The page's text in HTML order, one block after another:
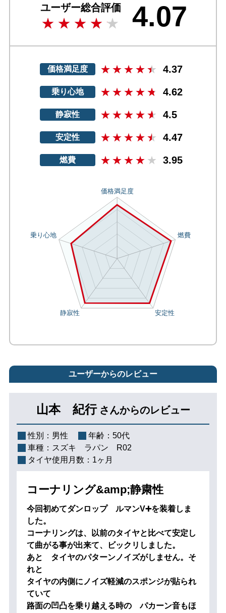
ユーザー総合評価 4.07
価格満足度 4.37
乗り心地 4.62
静寂性 4.5
安定性 4.47
燃費 3.95
ユーザーからのレビュー
山本 紀行 さんからのレビュー
性別： 男性 年齢： 50代
車種： スズキ ラパン R02
タイヤ使用月数： 1ヶ月
コーナリング&amp;静粛性
今回初めてダンロップ ルマンV➕を装着しま
した。
コーナリングは、以前のタイヤと比べて安定し
て曲がる事が出来て、ビックリしました。
あと タイヤのパターンノイズがしません。そ
れと
タイヤの内側にノイズ軽減のスポンジが貼られ
ていて
路面の凹凸を乗り越える時の パカーン音もほ